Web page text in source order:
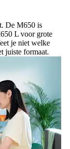
De M650 is
L voor grote
je niet welke
juiste formaat.